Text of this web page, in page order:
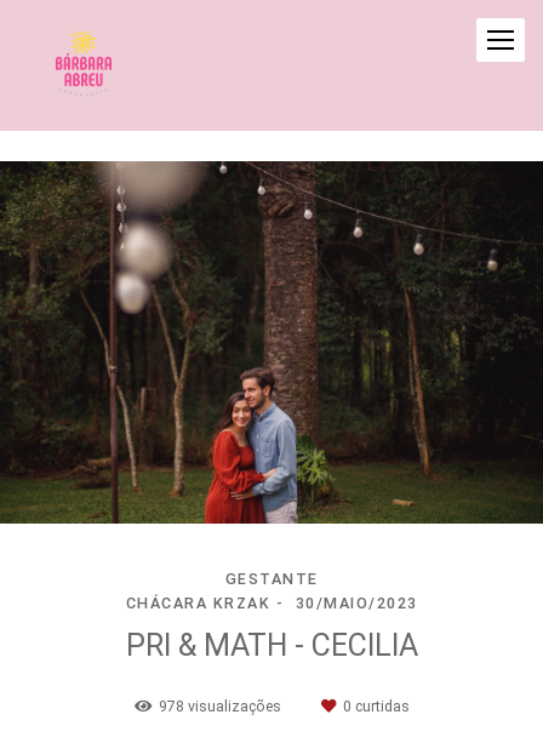
GESTANTE
CHÁCARA KRZAK
30/MAIO/2023
PRI & MATH - CECILIA
978 visualizações 0 curtidas